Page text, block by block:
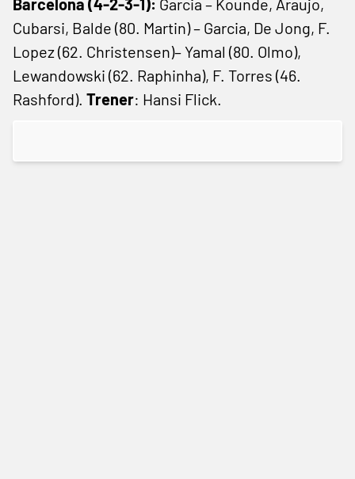
Barcelona (4-2-3-1): Garcia – Kounde, Araujo,
Cubarsi, Balde (80. Martin) – Garcia, De Jong, F.
Lopez (62. Christensen)– Yamal (80. Olmo),
Lewandowski (62. Raphinha), F. Torres (46.
Rashford). Trener: Hansi Flick.